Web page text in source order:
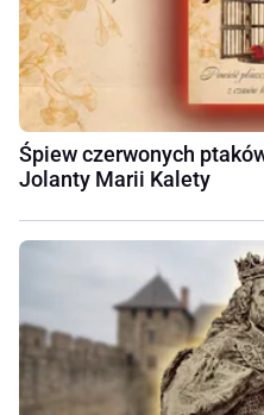
Śpiew czerwonych
Jolanty Marii Kalety